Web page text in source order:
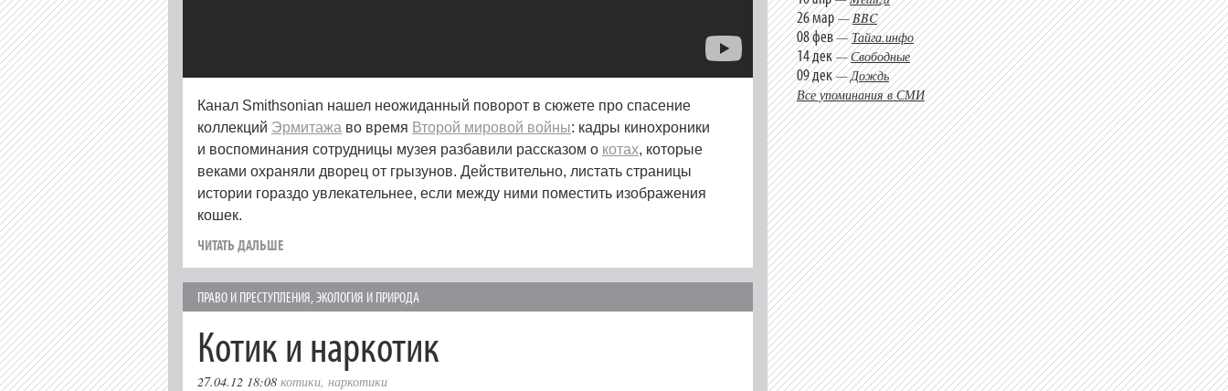
Канал Smithsonian нашел неожиданный поворот в сюжете про спасение
коллекций Эрмитажа во время Второй мировой войны: кадры кинохроники
и воспоминания сотрудницы музея разбавили рассказом о котах, которые
веками охраняли дворец от грызунов. Действительно, листать страницы
истории гораздо увлекательнее, если между ними поместить изображения
кошек.
ЧИТАТЬ ДАЛЬШЕ
ПРАВО И ПРЕСТУПЛЕНИЯ,ЭКОЛОГИЯ И ПРИРОДА
Котик и наркотик
27.04.12 18:08 котики, наркотики
26 мар—BBC
08 фев—Тайга.инфо
14 дек—Свободные
09 дек—Дождь
Все упоминания в СМИ